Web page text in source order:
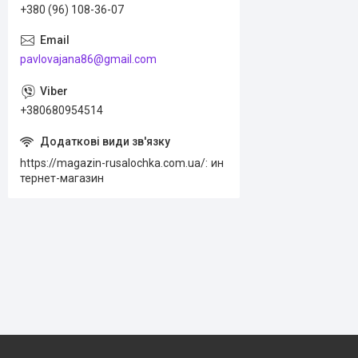
+380 (96) 108-36-07
pavlovajana86@gmail.com
+380680954514
https://magazin-rusalochka.com.ua/ ин
тернет-магазин